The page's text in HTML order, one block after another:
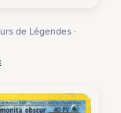
de Légendes ·